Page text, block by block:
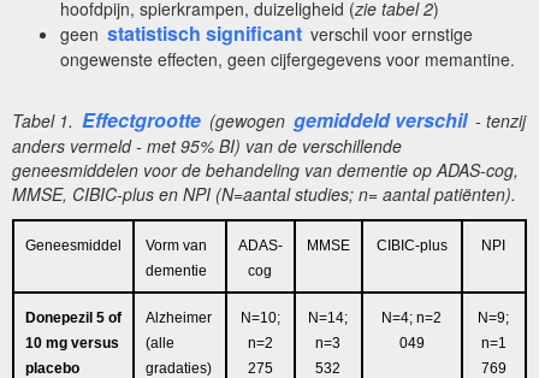
hoofdpijn, spierkrampen, duizeligheid (zie tabel 2)
geen statistisch significant verschil voor ernstige
ongewenste effecten, geen cijfergegevens voor memantine.
Tabel 1. Effectgrootte (gewogen gemiddeld verschil - tenzij
anders vermeld - met 95% BI) van de verschillende
geneesmiddelen voor de behandeling van dementie op ADAS-cog,
MMSE, CIBIC-plus en NPI (N=aantal studies; n= aantal patiënten).
Geneesmiddel
Vorm van
dementie
ADAS-
cog
MMSE CIBIC-plus NPI
Donepezil 5 of
10 mg versus
placebo
Alzheimer
(alle
gradaties)
N=10;
n=2
275
N=14;
n=3
532
N=4; n=2
049
N=9;
n=1
769